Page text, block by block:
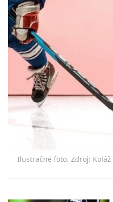
Ilustračné foto. Zdroj: Koláž